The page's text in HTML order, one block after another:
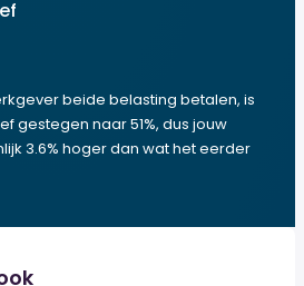
beide belasting betalen, is
gestegen naar 51%, dus jouw
3.6% hoger dan wat het eerder